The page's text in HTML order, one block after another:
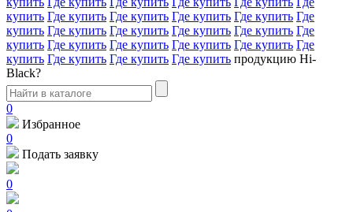
купить Где купить Где купить Где купить Где купить Где
купить Где купить Где купить Где купить Где купить Где
купить Где купить Где купить Где купить Где купить Где
купить Где купить Где купить Где купить продукцию Hi-
Black?
0
Избранное
0
Подать заявку
0